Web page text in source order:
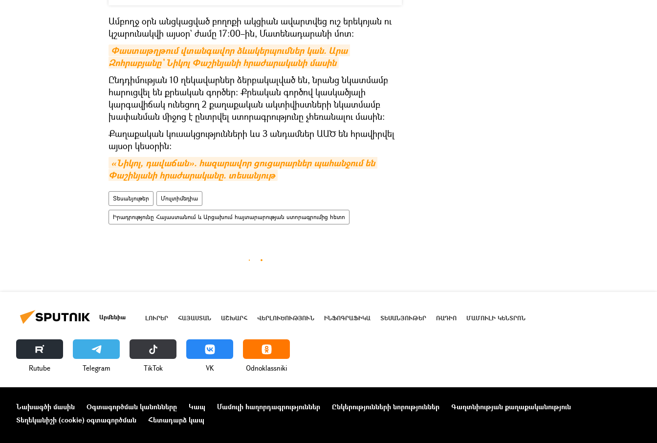
Ամբողջ օրն անցկացված բողոքի ակցիան ավարտվեց ուշ երեկոյան ու
կշարունակվի այսօր` ժամը 17։00–ին, Մատենադարանի մոտ։
Փաստաթղթում վտանգավոր ձևակերպումներ կան. Արա
Զոհրաբյանը` Նիկոլ Փաշինյանի հրաժարականի մասին
Ընդդիմության 10 ղեկավարներ ձերբակալված են, նրանց նկատմամբ
հարուցվել են քրեական գործեր։ Քրեական գործով կասկածյալի
կարգավիճակ ունեցող 2 քաղաքական ակտիվիստների նկատմամբ
խափանման միջոց է ընտրվել ստորագրությունը չհեռանալու մասին։
Քաղաքական կուսակցությունների ևս 3 անդամներ ԱԱԾ են հրավիրվել
այսօր կեսօրին։
«Նիկոլ, դավաճան». հազարավոր ցուցարարներ պահանջում են
Փաշինյանի հրաժարականը. տեսանյութ
Տեսանյութեր Մուլտիմեդիա
Իրադրությունը Հայաստանում և Արցախում հայտարարության ստորագրումից հետո
Արմենիա ԼՈՒՐԵՐ ՀԱՅԱՍՏԱՆ ԱՇԽԱՐՀ ՎԵՐԼՈՒԾՈՒԹՅՈՒՆ ԻՆՖՈԳՐԱՖԻԿԱ ՏԵՍԱՆՅՈՒԹԵՐ ՌԱԴԻՈ ՄԱՄՈՒԼԻ ԿԵՆՏՐՈՆ
Rutube Telegram ТikТоk VK Odnoklassniki
Նախագծի մասին Օգտագործման կանոնները Կապ Մամուլի հաղորդագրություններ Ընկերությունների նորություններ
Գաղտնիության քաղաքականություն
Տեղեկանիշի (cookie) օգտագործման
Հետադարձ կապ